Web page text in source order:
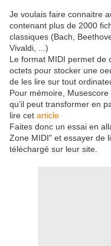
Je voulais faire connaitre
contenant plus de 2000
classiques (Bach,
Vivaldi, ...)
Le format MIDI permet de
octets pour stocker une
de les lire sur tout
Pour mémoire,
qu'il peut transformer en
lire cet article
Faites donc un essai en
Zone MIDI" et essayer de
téléchargé sur leur site.